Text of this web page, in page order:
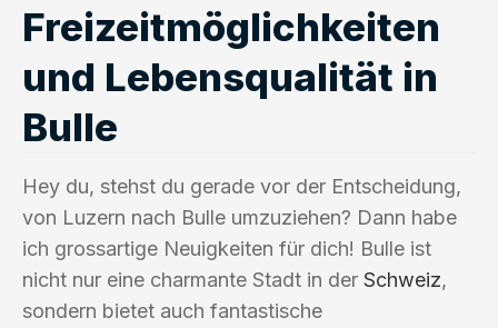
Freizeitmöglichkeiten
und Lebensqualität in
Bulle
Hey du, stehst du gerade vor der Entscheidung,
von Luzern nach Bulle umzuziehen? Dann habe
ich grossartige Neuigkeiten für dich! Bulle ist
nicht nur eine charmante Stadt in der Schweiz,
sondern bietet auch fantastische